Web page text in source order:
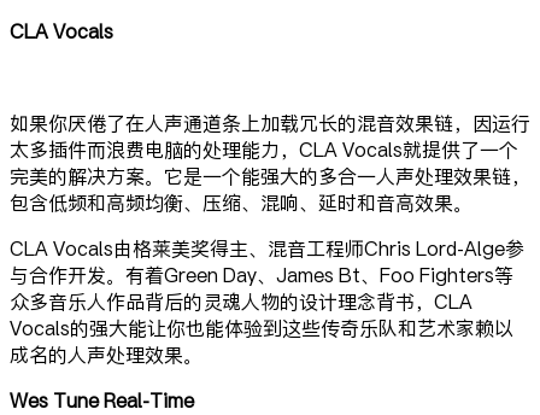
CLA Vocals
如果你厌倦了在人声通道条上加载冗长的混音效果链，因运行
太多插件而浪费电脑的处理能力，CLA Vocals就提供了一个
完美的解决方案。它是一个能强大的多合一人声处理效果链，
包含低频和高频均衡、压缩、混响、延时和音高效果。
CLA Vocals由格莱美奖得主、混音工程师Chris Lord-Alge参
与合作开发。有着Green Day、James Bt、Foo Fighters等
众多音乐人作品背后的灵魂人物的设计理念背书，CLA
Vocals的强大能让你也能体验到这些传奇乐队和艺术家赖以
成名的人声处理效果。
Wes Tune Real-Time